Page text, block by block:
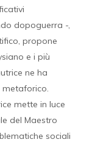
dopoguerra -,
propone
e i più
ne ha
metaforico.
mette in luce
del Maestro
sociali